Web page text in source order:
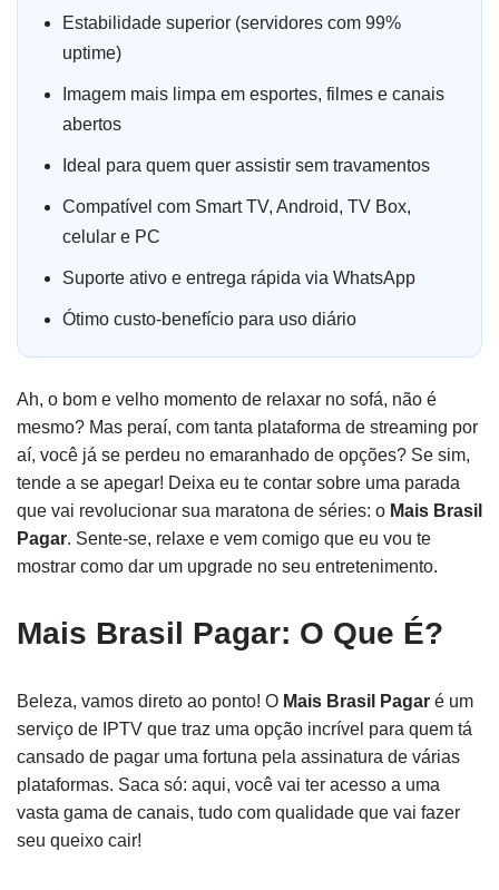
Estabilidade superior (servidores com 99%
uptime)
Imagem mais limpa em esportes, filmes e canais
abertos
Ideal para quem quer assistir sem travamentos
Compatível com Smart TV, Android, TV Box,
celular e PC
Suporte ativo e entrega rápida via WhatsApp
Ótimo custo-benefício para uso diário
Ah, o bom e velho momento de relaxar no sofá, não é
mesmo? Mas peraí, com tanta plataforma de streaming por
aí, você já se perdeu no emaranhado de opções? Se sim,
tende a se apegar! Deixa eu te contar sobre uma parada
que vai revolucionar sua maratona de séries: o Mais Brasil
Pagar. Sente-se, relaxe e vem comigo que eu vou te
mostrar como dar um upgrade no seu entretenimento.
Mais Brasil Pagar: O Que É?
Beleza, vamos direto ao ponto! O Mais Brasil Pagar é um
serviço de IPTV que traz uma opção incrível para quem tá
cansado de pagar uma fortuna pela assinatura de várias
plataformas. Saca só: aqui, você vai ter acesso a uma
vasta gama de canais, tudo com qualidade que vai fazer
seu queixo cair!